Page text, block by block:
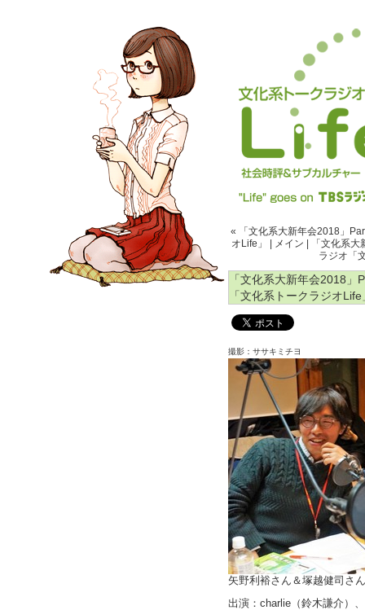
« 「文化系大新年会2018」
オLife」
メイン
「文化系
ラジオ「
「文化系大新年会2018
「文化系トークラジオLife
撮影：ササキミチヨ
矢野利裕さん＆塚越健司さん
出演：charlie（鈴木謙介）